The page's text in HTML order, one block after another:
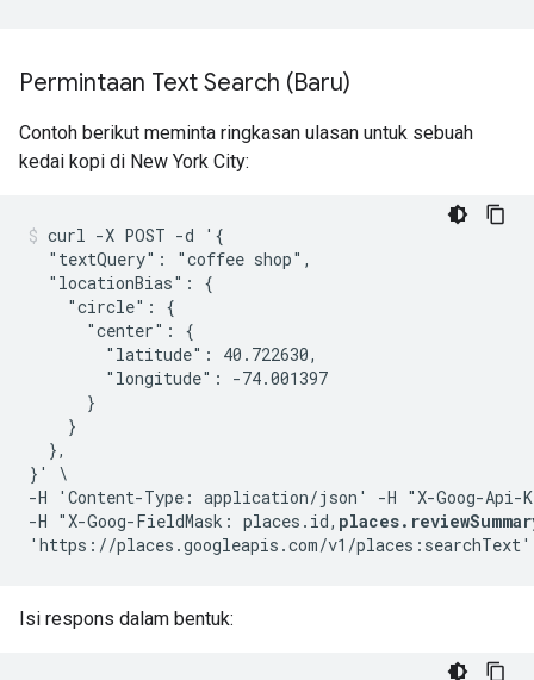
Permintaan Text Search (Baru)
Contoh berikut meminta ringkasan ulasan untuk sebuah
kedai kopi di New York City:
curl -X POST -d '{
  "textQuery": "coffee shop",
  "locationBias": {
    "circle": {
      "center": {
        "latitude": 40.722630,
        "longitude": -74.001397
      }
    }
  },
}' \
-H 'Content-Type: application/json' -H "X-Goog-Api-
-H "X-Goog-FieldMask: places.id,
Isi respons dalam bentuk: